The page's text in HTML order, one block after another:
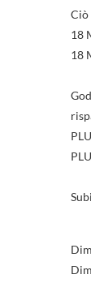
Ciò
18
18